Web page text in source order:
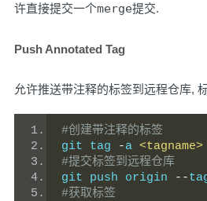
许直接提交一个merge提交.
Push Annotated Tag
允许推送带注释的标签到远程仓库,
#创建带注释的标签
git tag
-a <tagname>
#提交标签到远程仓库
git push origin
--
#获取标签